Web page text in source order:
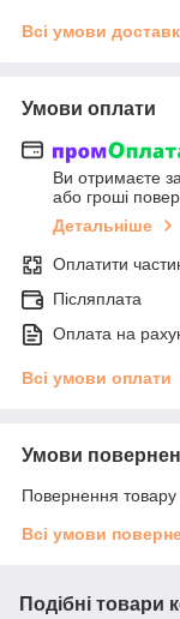
Всі умови
Умови оплати
Ви отримаєте
або гроші
Детальніше
Оплатити
Післяплата
Оплата на
Всі умови оплати
Умови
Повернення
Всі умови
Подібні товари